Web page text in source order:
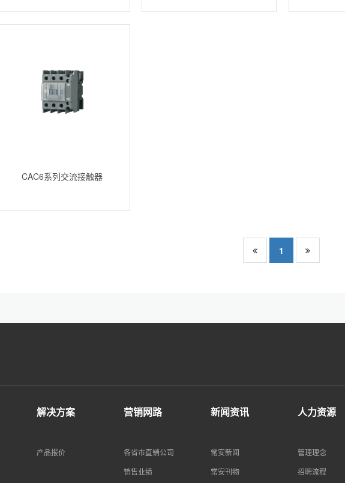
CAC6系列交流接触器
1
解决方案
产品报价
营销网路
各省市直销公司
销售业绩
新闻资讯
常安新闻
常安刊物
人力资源
管理理念
招聘流程